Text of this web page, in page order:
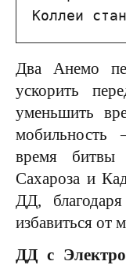
Коллеи
Два Анемо
ускорить
уменьшить
время
Сахароза и
ДД,
избавиться от
ДД с